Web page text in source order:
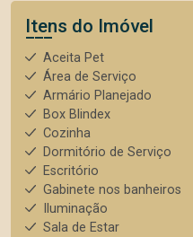
Itens do Imóvel
Aceita Pet
Área de Serviço
Armário Planejado
Box Blindex
Cozinha
Dormitório de Serviço
Escritório
Gabinete nos banheiros
Iluminação
Sala de Estar